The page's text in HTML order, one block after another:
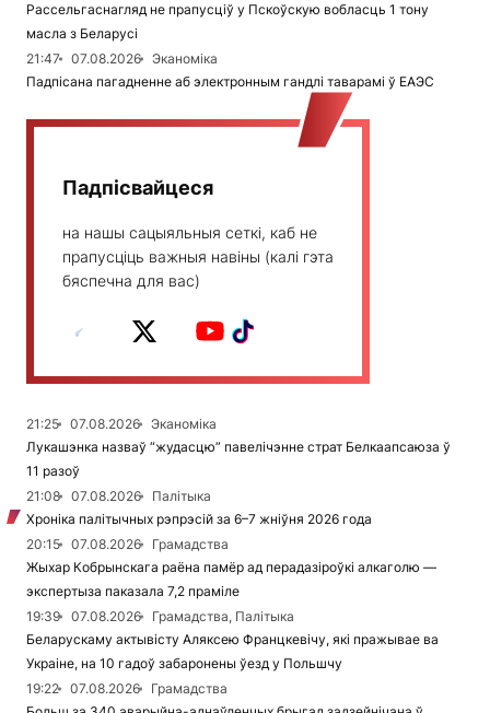
Рассельгаснагляд не прапусціў у Пскоўскую вобласць 1 тону
масла з Беларусі
21:47
07.08.2026
Эканоміка
Падпісана пагадненне аб электронным гандлі таварамі ў ЕАЭС
Падпісвайцеся
на нашы сацыяльныя сеткі, каб не
прапусціць важныя навіны (калі гэта
бяспечна для вас)
21:25 07.08.2026
Эканоміка
Лукашэнка назваў “жудасцю” павелічэнне страт Белкаапсаюза ў
11 разоў
21:08
07.08.2026
Палітыка
Хроніка палітычных рэпрэсій за 6–7 жніўня 2026 года
20:15
07.08.2026
Грамадства
Жыхар Кобрынскага раёна памёр ад перадазіроўкі алкаголю —
экспертыза паказала 7,2 праміле
19:39
07.08.2026
Грамадства, Палітыка
Беларускаму актывісту Аляксею Францкевічу, які пражывае ва
Украіне, на 10 гадоў забаронены ўезд у Польшчу
19:22
07.08.2026
Грамадства